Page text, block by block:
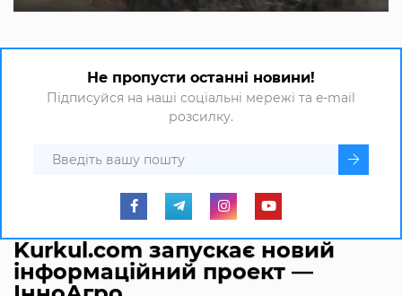
Не пропусти останні новини!
Підписуйся на наші соціальні мережі та e-mail
розсилку.
Kurkul.com запускає новий
інформаційний проект —